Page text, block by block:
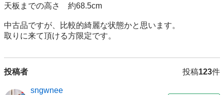
天板までの高さ　約68.5cm
中古品ですが、比較的綺麗な状態かと思います。
取りに来て頂ける方限定です。
投稿者 投稿123件
sngwnee